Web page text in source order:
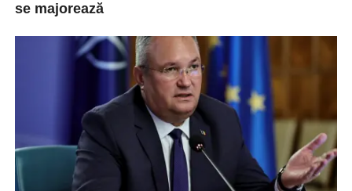
se majorează
administrația locală și județeană. Angajații
Primăriei Zalău și...